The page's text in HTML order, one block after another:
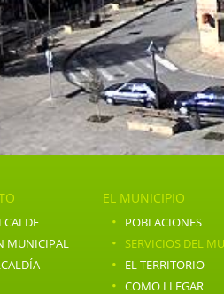
MUNICIPAL
EL MUNICIPIO
· POBLACIONES
· SERVICIOS DEL
· EL TERRITORIO
· COMO LLEGAR